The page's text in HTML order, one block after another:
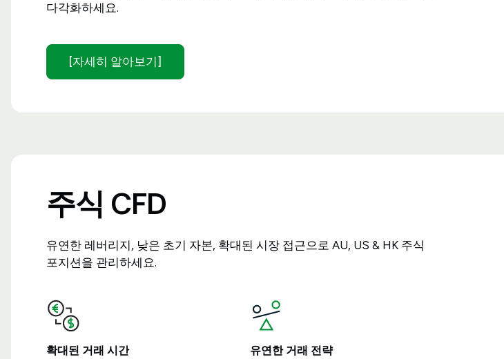
다각화하세요.
[자세히 알아보기]
주식 CFD
유연한 레버리지, 낮은 초기 자본, 확대된 시장 접근으로 AU, US & HK 주식
포지션을 관리하세요.
확대된 거래 시간 유연한 거래 전략